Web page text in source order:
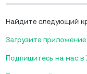
Найдите следующий
Загрузите приложение
Подпишитесь на нас в